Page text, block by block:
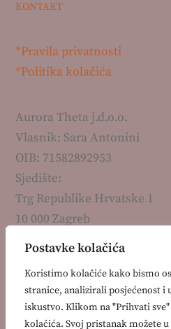
Postavke kolačića
Koristimo kolačiće kako bismo
stranice, analizirali posjećenost
iskustvo. Klikom na "Prihvati
kolačića. Svoj pristanak možete
KONTAKT
*Pravila privatnosti
*Politika kolačića
Aurora Theta j.d.o.o.
Vlasnik: Sara Antonini
OIB: 71582892953
Sjedište:
Trg Republike Hrvatske 1
10 000 Zagreb
Kontakt:
info@auroratheta.hr